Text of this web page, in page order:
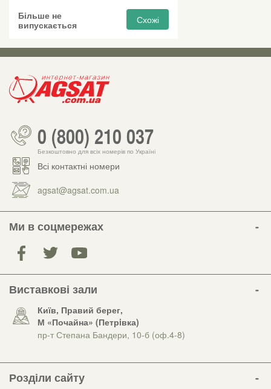
Більше не
випускається
Схожі
0 (800) 210 037
Безкоштовно для всіх номерів по Україні
Всі контактні номери
agsat@agsat.com.ua
Ми в соцмережах
Виставкові зали
Київ, Правий берег,
М «Почайна» (Петрiвка)
пр-т Степана Бандери, 10-б (оф.4-8)
Розділи сайту